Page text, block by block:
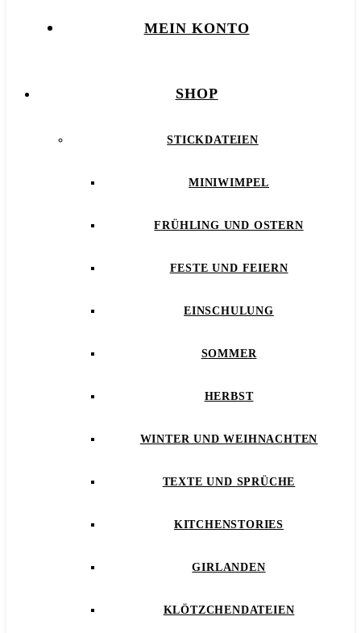
MEIN KONTO
SHOP
STICKDATEIEN
MINIWIMPEL
FRÜHLING UND OSTERN
FESTE UND FEIERN
EINSCHULUNG
SOMMER
HERBST
WINTER UND WEIHNACHTEN
TEXTE UND SPRÜCHE
KITCHENSTORIES
GIRLANDEN
KLÖTZCHENDATEIEN